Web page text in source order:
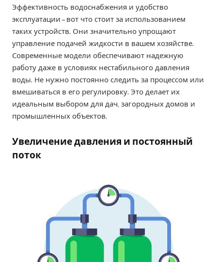
Эффективность водоснабжения и удобство
эксплуатации – вот что стоит за использованием
таких устройств. Они значительно упрощают
управление подачей жидкости в вашем хозяйстве.
Современные модели обеспечивают надежную
работу даже в условиях нестабильного давления
воды. Не нужно постоянно следить за процессом или
вмешиваться в его регулировку. Это делает их
идеальным выбором для дач, загородных домов и
промышленных объектов.
Увеличение давления и постоянный
поток